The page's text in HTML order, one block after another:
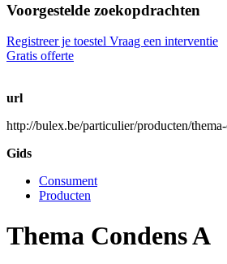
Voorgestelde zoekopdrachten
Registreer je toestel Vraag een interventie
Gratis offerte
url
http://bulex.be/particulier/producten/
Gids
Consument
Producten
Thema Condens A